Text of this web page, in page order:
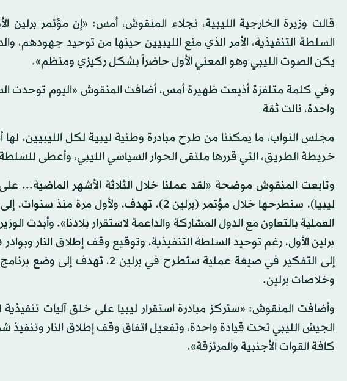
قالت وزيرة الخارجية الليبية، نجلاء المنقوش، أمس: «إن مؤتمر برلين
السلطة التنفيذية، الأمر الذي منع الليبيين حينها من توحيد
يكن الصوت الليبي وهو المعني الأول حاضراً بشكل ركيزي ومنظم».
وفي كلمة متلفزة أذيعت ظهيرة أمس، أضافت المنقوش «اليوم توحدت
واحدة، نالت ثقة
مجلس النواب، ما يمكننا من طرح مبادرة وطنية ليبية لكل الليبيين،
خريطة الطريق، التي قررها ملتقى الحوار السياسي الليبي، وأعطى
وتابعت المنقوش موضحة «لقد عملنا خلال الثلاثة الأشهر الماضية... على
ليبيا)، سنطرحها خلال مؤتمر (برلين 2)، تهدف،
العملية بالتعاون مع الدول المشاركة والداعمة لاستقرار بلادنا». وأبدت
برلين الأول، رغم توحيد السلطة التنفيذية، وتوقيع وقف إطلاق النار
إلى التفكير في صيغة عملية ستطرح
وخلاصات برلين.
وأضافت المنقوش: «ستركز مبادرة استقرار ليبيا على خلق آليات
الجيش الليبي تحت قيادة واحدة، وتفعيل اتفاق وقف إطلاق النار
كافة القوات الأجنبية والمرتزقة».